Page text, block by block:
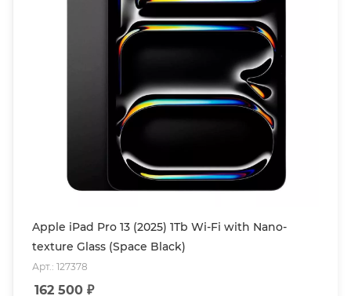
Apple iPad Pro 13 (2025) 1Tb Wi-Fi with Nano-
texture Glass (Space Black)
Арт.: 127378
162 500 ₽